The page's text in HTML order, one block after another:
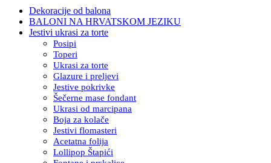
Dekoracije od balona
BALONI NA HRVATSKOM JEZIKU
Jestivi ukrasi za torte
Posipi
Toperi
Ukrasi za torte
Glazure i preljevi
Jestive pokrivke
Šečerne mase fondant
Ukrasi od marcipana
Boja za kolače
Jestivi flomasteri
Acetatna folija
Lollipop Štapići